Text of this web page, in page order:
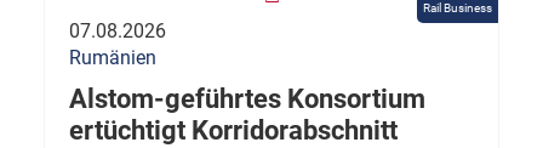
Rail Business
07.08.2026
Rumänien
Alstom-geführtes Konsortium
ertüchtigt Korridorabschnitt